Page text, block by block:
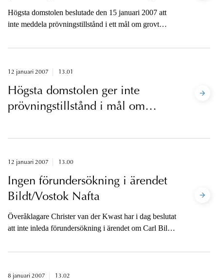
narkotikabrott
Högsta domstolen beslutade den 15 januari 2007 att
inte meddela prövningstillstånd i ett mål om grovt
12 januari 2007 13.01
Högsta domstolen ger inte
prövningstillstånd i mål om
12 januari 2007 13.00
Ingen förundersökning i ärendet
Bildt/Vostok Nafta
Överåklagare Christer van der Kwast har i dag beslutat
att inte inleda förundersökning i ärendet om Carl Bildts
anledning att anta att brott som hör under allmänt åtal
8 januari 2007 13.02